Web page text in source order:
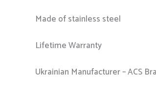
Made of stainless steel
Lifetime Warranty
Ukrainian Manufacturer – ACS